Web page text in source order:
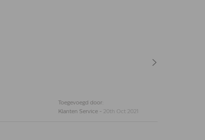
Toegevoegd door:
Klanten Service - 20th Oct 2021